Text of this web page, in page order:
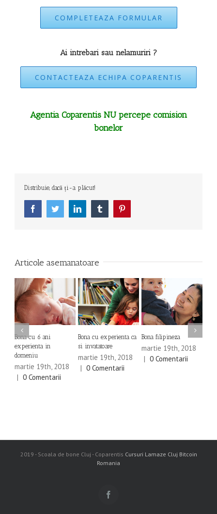
COMPLETEAZA FORMULAR
Ai intrebari sau nelamuriri ?
CONTACTEAZA ECHIPA COPARENTIS
Agentia Coparentis NU percepe comision
bonelor
Distribuie, dacă ți-a plăcut!
FacebookTwitterLinkedIn Tumblr
Articole asemanatoare
Bona cu 6 ani
experienta in
domeniu
martie 19th, 2018
| 0 Comentarii
Bona cu experienta ca
si invatatoare
martie 19th, 2018
| 0 Comentarii
Bona filipineza
martie 19th, 2018
| 0 Comentarii
2019 - Scoala de bone Cluj - Coparentis Cursuri Lamaze Cluj Bitcoin
Romania